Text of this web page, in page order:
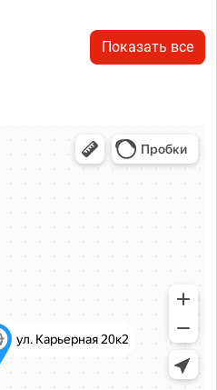
Показать все